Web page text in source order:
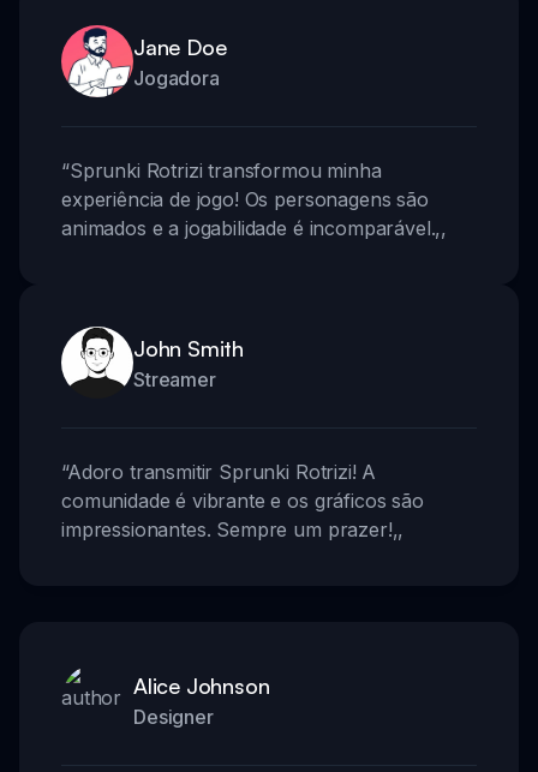
Jane Doe
Jogadora
“Sprunki Rotrizi transformou minha
experiência de jogo! Os personagens são
animados e a jogabilidade é incomparável.,,
John Smith
Streamer
“Adoro transmitir Sprunki Rotrizi! A
comunidade é vibrante e os gráficos são
impressionantes. Sempre um prazer!,,
Alice Johnson
Designer